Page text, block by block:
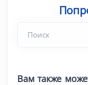
Вам также